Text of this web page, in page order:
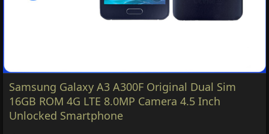
Samsung Galaxy A3 A300F Original Dual Sim
16GB ROM 4G LTE 8.0MP Camera 4.5 Inch
Unlocked Smartphone